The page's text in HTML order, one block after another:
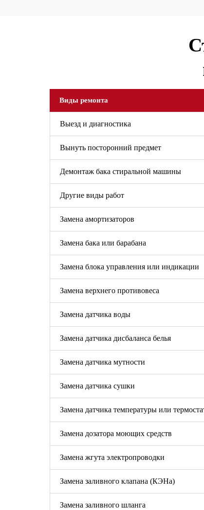
Виды ремонта
Выезд и диагностика
Вынуть посторонний предмет
Демонтаж бака стиральной машины
Другие виды работ
Замена амортизаторов
Замена бака или барабана
Замена блока управления или индикации
Замена верхнего противовеса
Замена датчика воды
Замена датчика дисбаланса белья
Замена датчика мутности
Замена датчика сушки
Замена датчика температуры или
Замена дозатора моющих средств
Замена жгута электропроводки
Замена заливного клапана (КЭНа)
Замена заливного шланга